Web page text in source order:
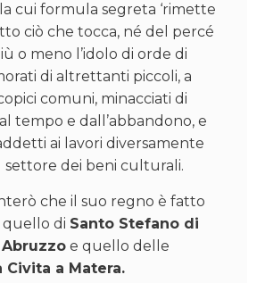
la cui formula segreta ‘rimette
ciò che tocca, né del percé
o meno l’idolo di orde di
di altrettanti piccoli, a
comuni, minacciati di
tempo e dall’abbandono, e
ai lavori diversamente
settore dei beni culturali.
che il suo regno è fatto
di Santo Stefano di
e quello delle
a Matera.